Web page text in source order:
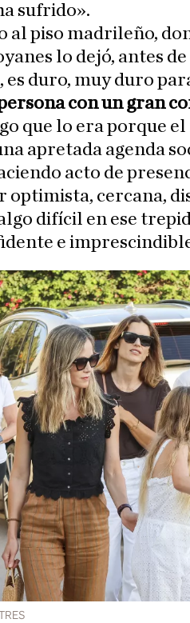
sufrido».
al piso madrileño,
lo dejó, antes
duro, muy duro
con un gran
que lo era porque
apretada agenda
acto de
optimista, cercana,
difícil en ese
e